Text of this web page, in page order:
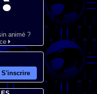
animé ?
S'inscrire